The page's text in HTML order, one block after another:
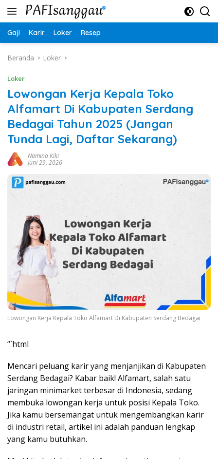
Langsung
Gaji Karir Loker Resep
Beranda Loker
Loker
Lowongan Kerja Kepala Toko
Alfamart Di Kabupaten Serdang
Bedagai Tahun 2025 (Jangan
Tunda Lagi, Daftar Sekarang)
Namina Kiki
Juni 29, 2026
Lowongan Kerja Kepala Toko Alfamart Di Kabupaten Serdang Bedagai
“`html
Mencari peluang karir yang menjanjikan di Kabupaten
Serdang Bedagai? Kabar baik! Alfamart, salah satu
jaringan minimarket terbesar di Indonesia, sedang
membuka lowongan kerja untuk posisi Kepala Toko.
Jika kamu bersemangat untuk mengembangkan karir
di industri retail, artikel ini adalah panduan lengkap
yang kamu butuhkan.